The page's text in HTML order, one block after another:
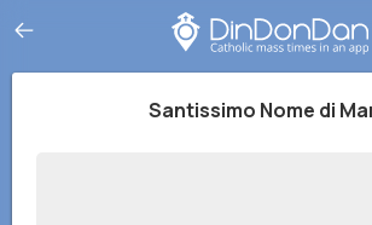
Santissimo Nome di